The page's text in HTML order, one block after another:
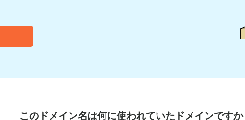
このドメイン名は何に使われていたドメインですか